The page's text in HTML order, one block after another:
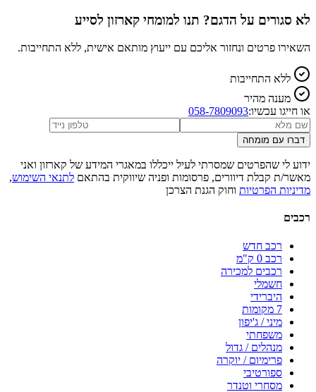
לא סגורים על הדגם? תנו למומחי קארזון לסייע
השאירו פרטים ונחזור אליכם עם ייעוץ מותאם אישית, ללא התחייבות.
ללא התחייבות
מענה מהיר
או חייגו עכשיו:058-7809093
דברו עם מומחה
ידוע לי שהפרטים שמסרתי לעיל ייכללו במאגרי המידע של קארזון ואני
מאשר/ת קבלת דיוורים, פרסומות ופניה שיווקית בהתאם לתנאי השימוש,
מדיניות הפרטיות וחוק הגנת הצרכן
רכבים
רכב חדש
רכב 0 ק"מ
רכבים למכירה
חשמלי
היברידי
7 מקומות
מיני / ג'יפון
משפחתי
מנהלים / גדול
פרימיום / יוקרה
ספורטיבי
מסחרי וטנדר